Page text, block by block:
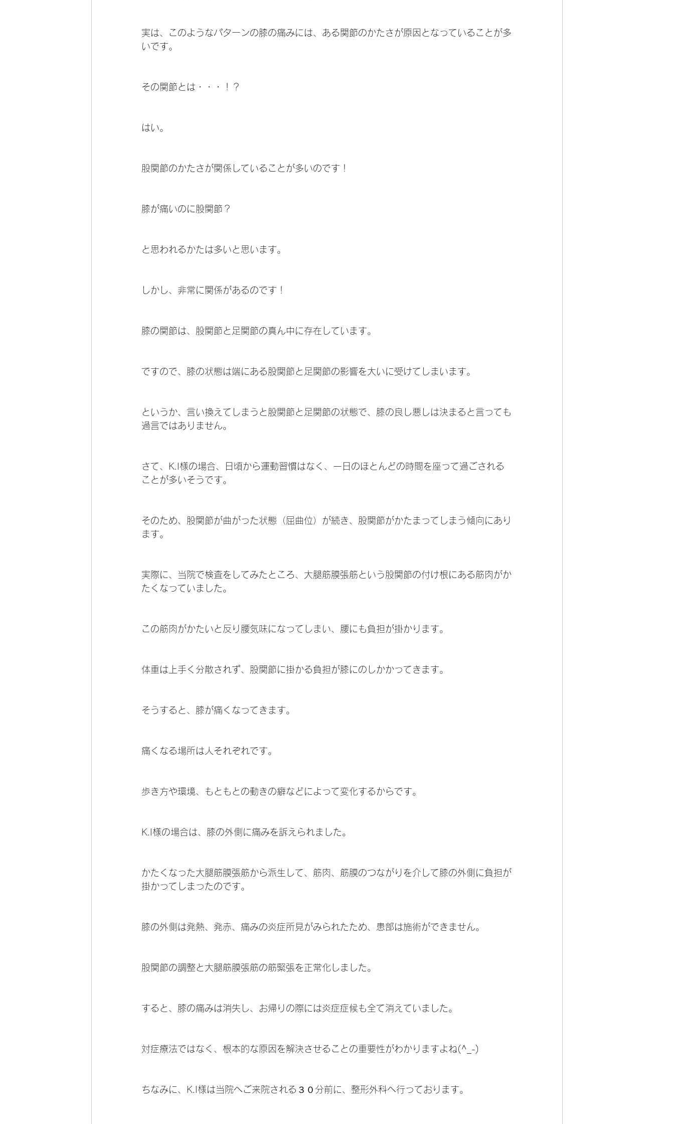
実は、このようなパターンの膝の痛みには、ある関節のかたさが原因となっていることが多
いです。
その関節とは・・・！？
はい。
股関節のかたさが関係していることが多いのです！
膝が痛いのに股関節？
と思われるかたは多いと思います。
しかし、非常に関係があるのです！
膝の関節は、股関節と足関節の真ん中に存在しています。
ですので、膝の状態は端にある股関節と足関節の影響を大いに受けてしまいます。
というか、言い換えてしまうと股関節と足関節の状態で、膝の良し悪しは決まると言っても
過言ではありません。
さて、K.I様の場合、日頃から運動習慣はなく、一日のほとんどの時間を座って過ごされる
ことが多いそうです。
そのため、股関節が曲がった状態（屈曲位）が続き、股関節がかたまってしまう傾向にあり
ます。
実際に、当院で検査をしてみたところ、大腿筋膜張筋という股関節の付け根にある筋肉がか
たくなっていました。
この筋肉がかたいと反り腰気味になってしまい、腰にも負担が掛かります。
体重は上手く分散されず、股関節に掛かる負担が膝にのしかかってきます。
そうすると、膝が痛くなってきます。
痛くなる場所は人それぞれです。
歩き方や環境、もともとの動きの癖などによって変化するからです。
K.I様の場合は、膝の外側に痛みを訴えられました。
かたくなった大腿筋膜張筋から派生して、筋肉、筋膜のつながりを介して膝の外側に負担が
掛かってしまったのです。
膝の外側は発熱、発赤、痛みの炎症所見がみられたため、患部は施術ができません。
股関節の調整と大腿筋膜張筋の筋緊張を正常化しました。
すると、膝の痛みは消失し、お帰りの際には炎症症候も全て消えていました。
対症療法ではなく、根本的な原因を解決させることの重要性がわかりますよね(^_-)
ちなみに、K.I様は当院へご来院される３０分前に、整形外科へ行っております。